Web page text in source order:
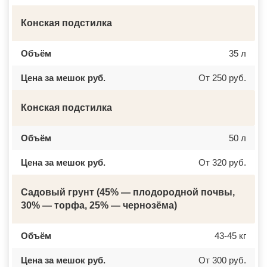
ДРЕЗНА
ДУБНА
ЕГОРЬЕВСК
ЖЕЛЕЗНОДОРОЖНЫЙ
ЗАГОРЯНСКИЙ
ЗАРЕЧЬЕ
ЗЕЛЕНОГРАД
ЗЕЛЕНОГРАДСКИЙ
ИВАНТЕЕВКА
ИСТРА
КИЕВСКИЙ
КЛЯЗЬМА
ЗЛАТОУСТ
НОВОЧЕБОКСАРСК
Конская подстилка
Объём 35 л
Цена за мешок руб. От 250 руб.
Конская подстилка
Объём 50 л
Цена за мешок руб. От 320 руб.
Садовый грунт (45% — плодородной почвы,
30% — торфа, 25% — чернозёма)
Объём 43-45 кг
Цена за мешок руб. От 300 руб.